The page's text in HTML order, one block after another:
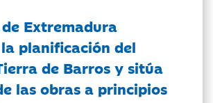
Extremadura
planificación del
de Barros y sitúa
las obras a principios